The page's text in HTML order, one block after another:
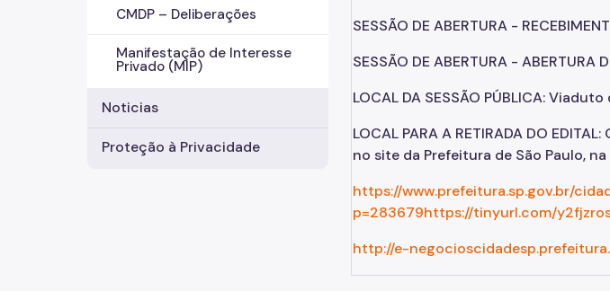
CMDP – Deliberações
Manifestação de Interesse
Privado (MIP)
Noticias
Proteção à Privacidade
SESSÃO DE ABERTURA -
SESSÃO DE ABERTURA - ABERTURA
LOCAL DA SESSÃO PÚBLICA:
LOCAL PARA A RETIRADA DO
no site da Prefeitura de São Paulo,
https://www.prefeitura.sp.gov.br/
p=283679https://tinyurl.com/
http://e-